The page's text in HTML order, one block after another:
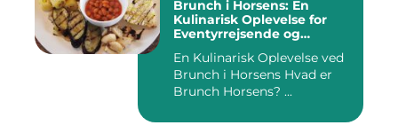
Brunch i Horsens: En
Kulinarisk Oplevelse for
Eventyrrejsende og
En Kulinarisk Oplevelse ved
Brunch i Horsens Hvad er
Brunch Horsens? ...